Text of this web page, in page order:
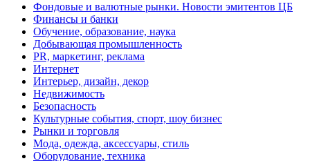
Фондовые и валютные рынки. Новости эмитентов ЦБ
Финансы и банки
Обучение, образование, наука
Добывающая промышленность
PR, маркетинг, реклама
Интернет
Интерьер, дизайн, декор
Недвижимость
Безопасность
Культурные события, спорт, шоу бизнес
Рынки и торговля
Мода, одежда, аксессуары, стиль
Оборудование, техника